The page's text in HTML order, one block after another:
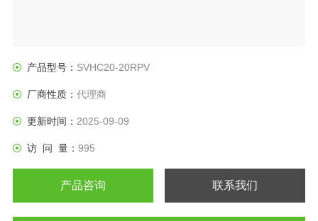
产品型号： SVHC20-20RPV
厂商性质： 代理商
更新时间： 2025-09-09
访 问 量： 995
产品咨询 联系我们